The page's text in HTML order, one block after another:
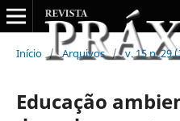
Início / Arquivos / v. 15 n. 29
Educação